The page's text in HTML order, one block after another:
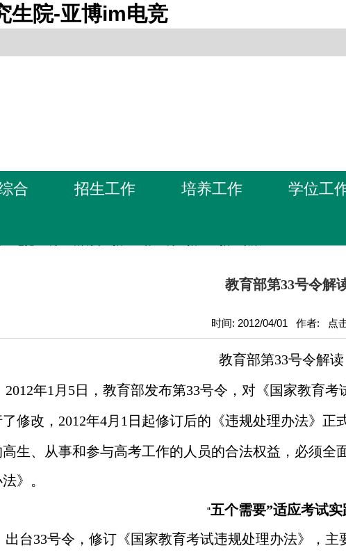
生院-亚博im电竞
合 招生工作 培养工作 学位工
教育部第33号令解
时间: 2012/04/01 作者: 点
教育部第33号令解读
2012年1 月 5日，教育部发布第33号令，对《国家教育考
修改， 2012年4月 1 日起修订后的《违规处理办法》正
生、从事和参与高考工作的人员的合法权益，必须全
》。
“五个需要”适应考试实
出台33号令，修订《国家教育考试违规处理办法》，